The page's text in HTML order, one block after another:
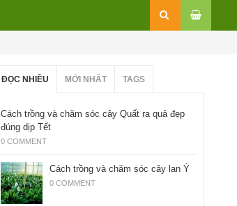
ĐỌC NHIỀU MỚI NHẤT TAGS
Cách trồng và chăm sóc cây Quất ra quả đẹp
đúng dịp Tết
0 COMMENT
Cách trồng và chăm sóc cây lan Ý
0 COMMENT